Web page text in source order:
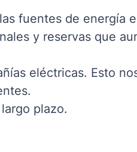
fuentes de energía
y reservas que
eléctricas. Esto
plazo.